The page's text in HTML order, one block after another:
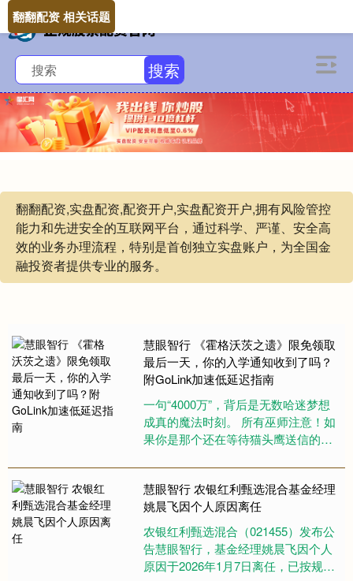
搜索
翻翻配资,实盘配资,配资开户,实盘配资开户,拥有风险管控
能力和先进安全的互联网平台，通过科学、严谨、安全高
效的业务办理流程，特别是首创独立实盘账户，为全国金
融投资者提供专业的服务。
翻翻配资 相关话题
慧眼智行 《霍格沃茨之遗》限免领取
最后一天，你的入学通知收到了吗？
附GoLink加速低延迟指南
一句“4000万”，背后是无数哈迷梦想
成真的魔法时刻。 所有巫师注意！如
果你是那个还在等待猫头鹰送信的
份重磅礼物盘旋在你的窗口。....
慧眼智行 农银红利甄选混合基金经理
姚晨飞因个人原因离任
农银红利甄选混合（021455）发布公
告慧眼智行，基金经理姚晨飞因个人
原因于2026年1月7日离任，已按规定